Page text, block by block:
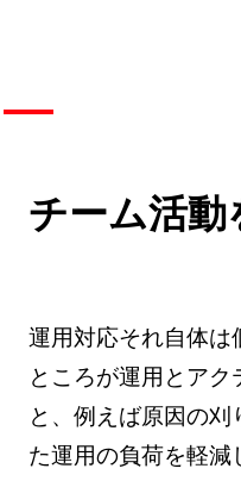
チーム活動
運用対応それ自体は
ところが運用とアク
と、例えば原因の
た運用の負荷を軽減